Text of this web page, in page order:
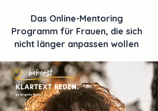
Das Online-Mentoring
Programm für Frauen, die sich
nicht länger anpassen wollen